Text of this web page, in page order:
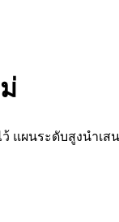
แผนระดับสูงนำ